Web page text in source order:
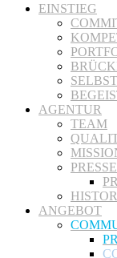
EINSTIEG
AGENTUR
TEAM
PRESSE
ANGEBOT